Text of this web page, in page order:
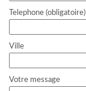
Telephone (obligatoire)
Ville
Votre message